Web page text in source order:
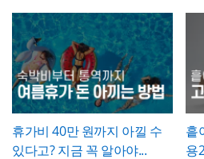
지막으로 발주처와 시공사 양측의 서
제 현장 검수에 참여한 담당자가 직접
하여, 이 확인서가 형식적 서류가 아니
적인 검증을 거친 문서로서의 효력을
관리하시기 바랍니다.
니다. "노후화되었다", "느리다"처럼
표현 대신 실제 사용연수, 장애 발생
요 시간 등 정량적 근거를 제시하면
요성이 훨씬 명확하게 전달됩니다.
는 문제점에서 언급한 리스크가 해소
향으로 구체적으로 서술하고, 기대효
능한 한 수치화(업무시간 단축 몇 시
도 개선 등)해 목표와의 인과관계가
휴가비 40만 원까지 아낄 수
있다고? 지금 꼭 알아야...
흩
용